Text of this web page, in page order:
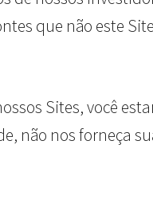
que não este
Sites, você
não nos forneça